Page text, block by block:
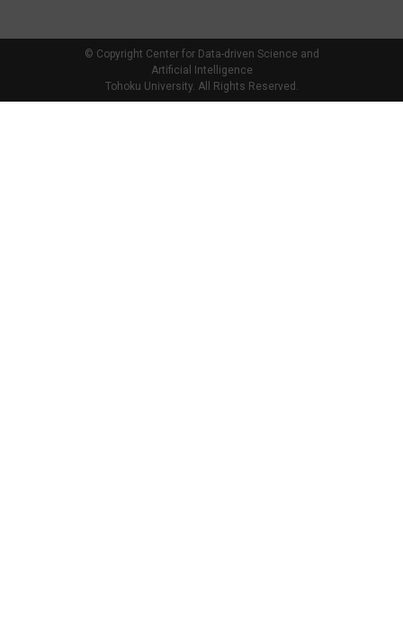
© Copyright Center for Data-driven Science and
Artificial Intelligence
Tohoku University. All Rights Reserved.